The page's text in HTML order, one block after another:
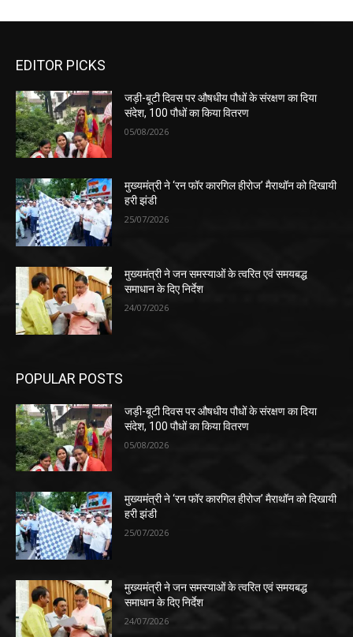
EDITOR PICKS
जड़ी-बूटी दिवस पर औषधीय पौधों के संरक्षण का दिया
संदेश, 100 पौधों का किया वितरण
05/08/2026
मुख्यमंत्री ने ‘रन फॉर कारगिल हीरोज’ मैराथॉन को दिखायी
हरी झंडी
25/07/2026
मुख्यमंत्री ने जन समस्याओं के त्वरित एवं समयबद्ध
समाधान के दिए निर्देश
24/07/2026
POPULAR POSTS
जड़ी-बूटी दिवस पर औषधीय पौधों के संरक्षण का दिया
संदेश, 100 पौधों का किया वितरण
05/08/2026
मुख्यमंत्री ने ‘रन फॉर कारगिल हीरोज’ मैराथॉन को दिखायी
हरी झंडी
25/07/2026
मुख्यमंत्री ने जन समस्याओं के त्वरित एवं समयबद्ध
समाधान के दिए निर्देश
24/07/2026